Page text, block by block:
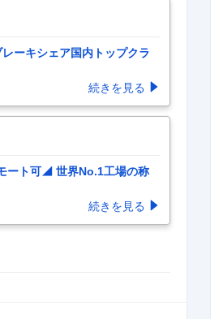
ーキシェア国内トップクラ
続きを見る
ート可◢ 世界No.1工場の称
続きを見る